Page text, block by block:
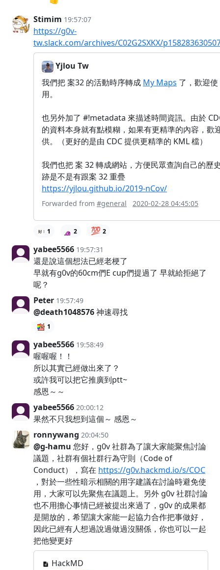
Stimim 19:57:07
https://g0v-
tw.slack.com/archives/C02G2SXKX/
Yjlou Tw
我們把 案32 的活動時序轉成 My Maps 了，歡迎使
用。
也另外加了 #!metadata 來描述時間資訊。由於
的資料本身就有點模糊，如果有更精準的內容，歡
供。（更好的是由 CDC 提供更精準的 KML 檔）
我們也把 案 32 轉成網站，方便民眾查詢自己的歷
跡是不是有跟案 32 重疊
https://yjlou.github.io/2019-nCov/
Forwarded from #general 2020-02-28 04:45:05
1 2 💯 2
yabee5566 19:57:31
還是說這個想法已經老梗了
早就有g0v的60cm們E cup們提過了 早就給拒絕了
呢？
Peter 19:57:49
@death1048576神速尋找
1
yabee5566 19:58:49
喔喔喔！！
所以其實已經做出來了？
或許我可以把它推廣到ptt~
感恩～～
yabee5566 20:00:12
果然不只我想到這個～ 感恩～
ronnywang 20:04:50
@g-hamu 您好，g0v 社群為了讓大家能聚焦討論
議題，社群有個社群行為守則（Code of
Conduct），寫在 https://g0v.hackmd.io/s/COC
，對於一些性暗示相關的用字建議在討論時避免使
用，大家可以先聚焦在議題上。另外 g0v 社群討論
也不用擔心事情已經被提出來過了，g0v 的成果都
是開放的，希望讓大家能一起協力合作把事做好，
因此已經有人想過說過做過沒關係，你也可以一起
把他變更好
HackMD